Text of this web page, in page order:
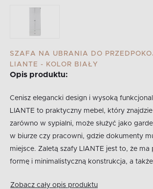
SZAFA NA UBRANIA DO
LIANTE - KOLOR BIAŁY
Opis produktu:
Cenisz elegancki design i wysoką
LIANTE to praktyczny mebel, który
zarówno w sypialni, może służyć jako
w biurze czy pracowni, gdzie dokumenty
miejsce. Zaletą szafy LIANTE jest to, że ma
formę i minimalistyczną konstrukcja, a
Zobacz cały opis produktu